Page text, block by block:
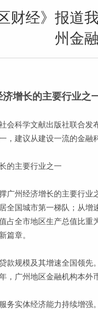
财经》报道
州金
增长的主要行业之
会科学文献出版社联合发
，建议从建设一流的金
的主要行业之一
广州经济增长的主要行业
全国城市第一梯队；从增
占全市地区生产总值比重
篇章。
款规模及其增速全国领先
，广州地区金融机构本外
务实体经济能力持续增